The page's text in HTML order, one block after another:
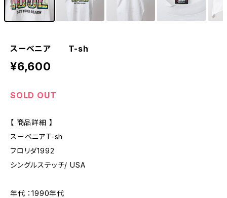
スーベニア T-sh
¥6,600
SOLD OUT
【 商品詳細 】
スーベニアT-sh
フロリダ1992
シングルステッチ/ USA
年代 ：1990年代